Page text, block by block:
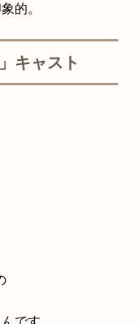
的。
キャスト
です。